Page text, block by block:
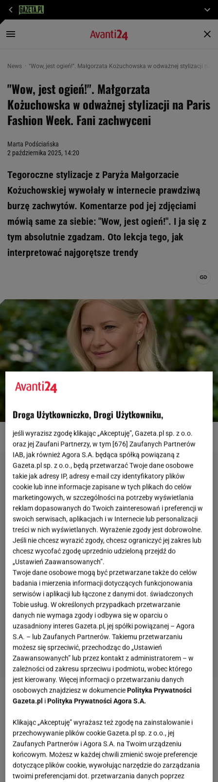
News "Wow, jest ogień!". Małgorzata Kożuchowska w odważnej stylizacji na
"Wow, jest ogień!". Małgorzata
Kożuchowska w odważnej stylizacji na Paris
Fashion Week. Fani zachwyceni
Marta Podściańska
2 października 2025, 14:20
Tegoroczne stylizacje z Paryża Małgorzacie
Kożuchowskiej wywołały w internecie prawdziwą
burzę zachwytów. Komentarze pod jej zdjęciami
mówią same za siebie: "Wow, jest ogień!". I ja się z
tym absolutnie zgadzam. Oto lekcja tego, jak
interpretować najgorętsze trendy
fot. IG @malgorzatakozuchowska_
Stylizacja Małgorzaty Kożuchowskiej – skóra,
Na pokaz Stelli Mccartney MałgorzataKożuchowska
wybrała total look w czerni, ale to nie jest żadna
bezpieczna czerń. Bo ta czerń bai się fakturami
Droga Użytkowniczko, Drogi Użytkowniku,
jeśli wyrazisz zgodę klikając „Akceptuję”, Gazeta.pl sp. z o.o.
oraz jej Zaufani Partnerzy, w tym [676] Zaufanych Partnerów
IAB, jak również Agora S.A. będąca spółką powiązaną z
Gazeta.pl sp. z o.o., będą przetwarzać Twoje dane osobowe
takie jak adresy IP, adresy e-mail czy identyfikatory plików
cookie lub inne informacje zapisane w tych plikach do celów
marketingowych, w szczególności na potrzeby wyświetlania
reklam dopasowanych do Twoich zainteresowań i preferencji w
swoich serwisach, aplikacjach i w Internecie lub personalizacji
treści w nich wyświetlanych. Wyrażenie zgody jest dobrowolne.
Jeśli nie chcesz wyrazić zgody, chcesz ograniczyć jej zakres lub
chcesz wycofać zgodę uprzednio udzieloną przejdź do
„Ustawień Zaawansowanych”.
Twoje dane osobowe mogą być przetwarzane także do celów
badania i mierzenia informacji dotyczących funkcjonowania
serwisów i aplikacji lub łączone z danymi dot. świadczonych
Tobie usług. W określonych przypadkach przetwarzanie
danych nie wymaga zgody i odbywa się w oparciu o
uzasadniony interes Gazeta.pl, jej spółki powiązanej – Agora
S.A. – lub Zaufanych Partnerów. Takiemu przetwarzaniu
możesz się sprzeciwić, przechodząc do „Ustawień
Zaawansowanych” lub przez kontakt z administratorem – w
zależności od zakresu sprzeciwu i podmiotu, wobec którego
jest kierowany. Więcej informacji o przetwarzaniu danych
osobowych znajdziesz w dokumencie Polityka Prywatności
Gazeta.pl i Polityka Prywatności Agora S.A.
Klikając „Akceptuję” wyrażasz też zgodę na zainstalowanie i
przechowywanie plików cookie Gazeta.pl sp. z o.o., jej
Zaufanych Partnerów i Agora S.A. na Twoim urządzeniu
końcowym. Możesz w każdej chwili zmienić swoje preferencje
dotyczące plików cookie, wywołując narzędzie do zarządzania
twoimi preferencjami dot. przetwarzania danych poprzez